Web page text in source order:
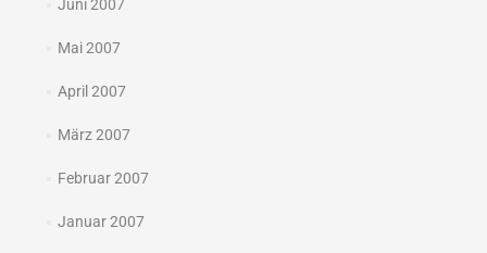
Juni 2007
Mai 2007
April 2007
März 2007
Februar 2007
Januar 2007